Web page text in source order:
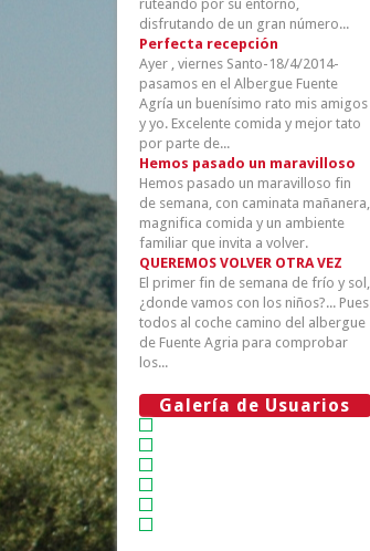
ruteando por su entorno,
disfrutando de un gran número...
Perfecta recepción
Ayer , viernes Santo-18/4/2014-
pasamos en el Albergue Fuente
Agría un buenísimo rato mis amigos
y yo. Excelente comida y mejor tato
por parte de...
Hemos pasado un maravilloso
Hemos pasado un maravilloso fin
de semana, con caminata mañanera,
magnifica comida y un ambiente
familiar que invita a volver.
QUEREMOS VOLVER OTRA VEZ
El primer fin de semana de frío y sol,
¿donde vamos con los niños?... Pues
todos al coche camino del albergue
de Fuente Agria para comprobar
los...
Galería de Usuarios